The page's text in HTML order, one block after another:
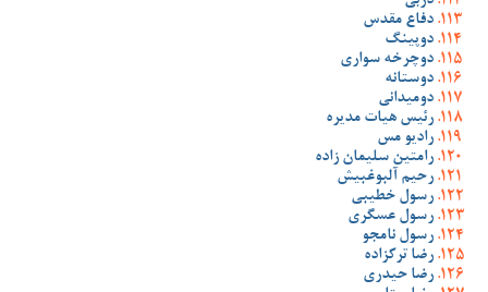
دفاع مقدس
دوپینگ
دوچرخه سواری
دوستانه
دومیدانی
رئیس هیات مدیره
رادیو مس
رامتین سلیمان زاده
رحیم آلبوغبیش
رسول خطیبی
رسول عسگری
رسول نامجو
رضا ترکزاده
رضا حیدری